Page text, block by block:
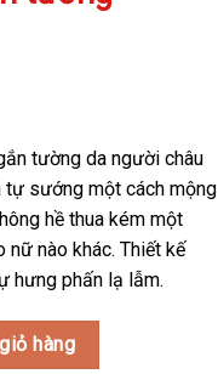
tường da người châu
tự sướng một cách mộng
hề thua kém một
nào khác. Thiết kế
hưng phấn lạ lẫm.
số lượng
hàng